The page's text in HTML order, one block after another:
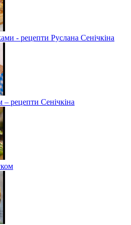
- рецепти Руслана Сенічкіна
– рецепти Сенічкіна